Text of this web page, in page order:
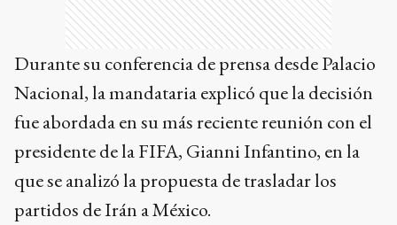
Durante su conferencia de prensa desde Palacio
Nacional, la mandataria explicó que la decisión
fue abordada en su más reciente reunión con el
presidente de la FIFA, Gianni Infantino, en la
que se analizó la propuesta de trasladar los
partidos de Irán a México.